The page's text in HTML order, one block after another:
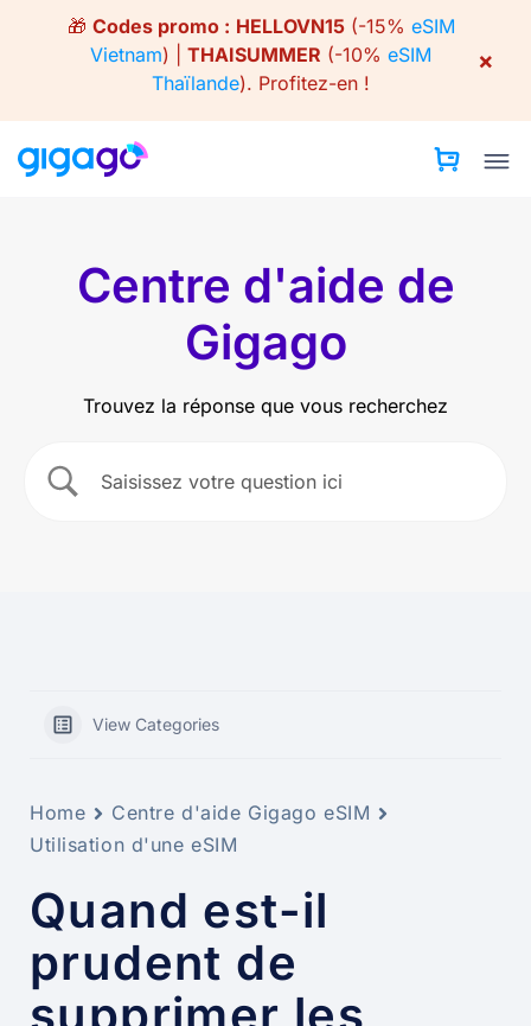
🎁 Codes promo : HELLOVN15(-15% eSIM
Vietnam) | THAISUMMER (-10% eSIM
Thaïlande). Profitez-en !
×
Centre d'aide de
Gigago
Trouvez la réponse que vous recherchez
View Categories
Home
Centre d'aide Gigago eSIM
Utilisation d'une eSIM
Quand est-il
prudent de